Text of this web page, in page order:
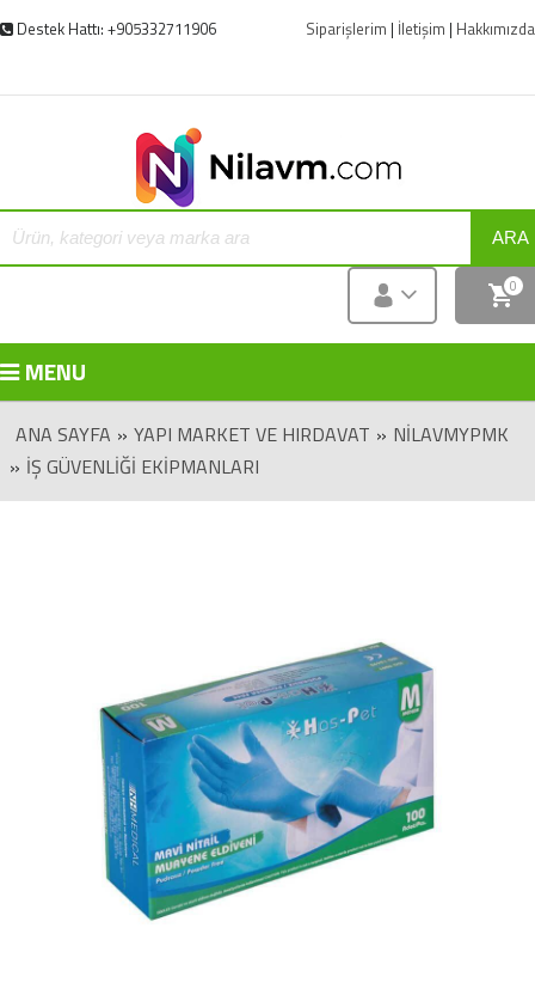
Destek Hattı: +905332711906 Siparişlerim | İletişim | Hakkımızda
ARA
0
MENU
ANA SAYFA » YAPI MARKET VE HIRDAVAT » NILAVMYPMK
» İŞ GÜVENLIĞI EKIPMANLARI